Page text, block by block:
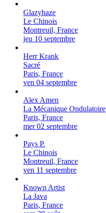
Glazyhaze
Le Chinois
Montreuil, France
jeu 10 septembre
Herr Krank
Sacré
Paris, France
ven 04 septembre
Alex Amen
La Mécanique Ondulatoire
Paris, France
mer 02 septembre
Pays P.
Le Chinois
Montreuil, France
ven 11 septembre
Known Artist
La Java
Paris, France